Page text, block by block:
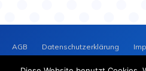
AGB Datenschutzerklärung